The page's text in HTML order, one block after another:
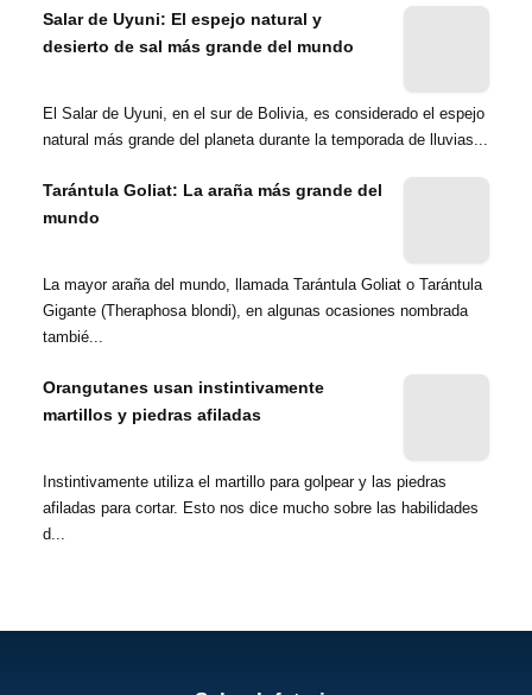
Salar de Uyuni: El espejo natural y
desierto de sal más grande del mundo
El Salar de Uyuni, en el sur de Bolivia, es considerado el espejo
natural más grande del planeta durante la temporada de lluvias...
Tarántula Goliat: La araña más grande del
mundo
La mayor araña del mundo, llamada Tarántula Goliat o Tarántula
Gigante (Theraphosa blondi), en algunas ocasiones nombrada
tambié...
Orangutanes usan instintivamente
martillos y piedras afiladas
Instintivamente utiliza el martillo para golpear y las piedras
afiladas para cortar. Esto nos dice mucho sobre las habilidades
d...